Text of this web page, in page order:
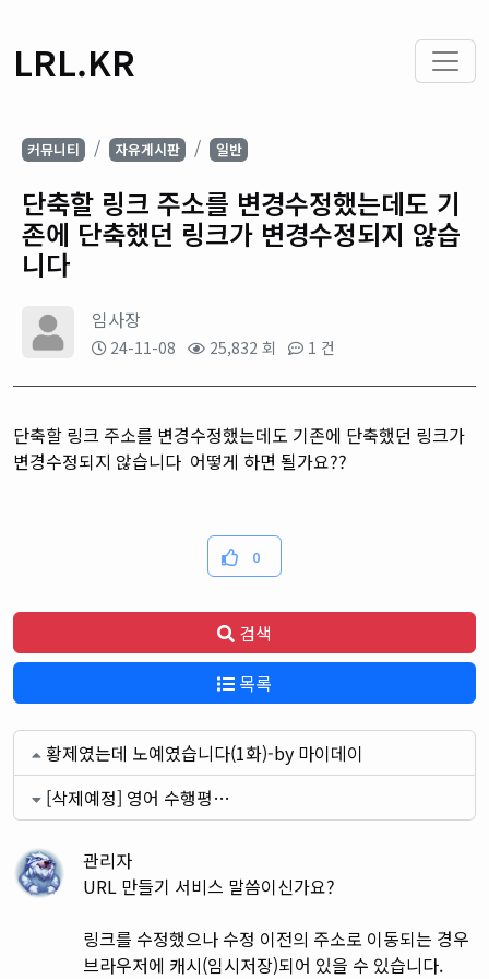
LRL.KR
커뮤니티 자유게시판 일반
단축할 링크 주소를 변경수정했는데도 기
존에 단축했던 링크가 변경수정되지 않습
니다
임사장
24-11-08 25,832 회 1 건
단축할 링크 주소를 변경수정했는데도 기존에 단축했던 링크가
변경수정되지 않습니다 어떻게 하면 될가요??
0
검색
목록
황제였는데 노예였습니다(1화)-by 마이데이
[삭제예정] 영어 수행평…
관리자
URL 만들기 서비스 말씀이신가요?
링크를 수정했으나 수정 이전의 주소로 이동되는 경우
브라우저에 캐시(임시저장)되어 있을 수 있습니다.